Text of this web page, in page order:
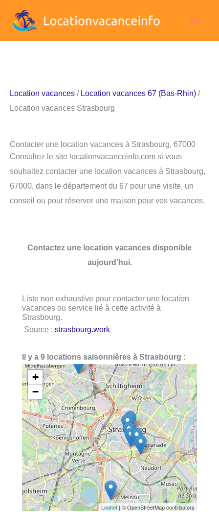
Location vacances / Location vacances 67 (Bas-Rhin) /
Location vacances Strasbourg
Contacter une location vacances à Strasbourg, 67000
Consultez le site locationvacanceinfo.com si vous
souhaitez contacter une location vacances à Strasbourg,
67000, dans le département du 67 pour une visite, un
conseil ou pour réserver une maison pour vos vacances.
Contactez une location vacances disponible
aujourd’hui.
Liste non exhaustive pour contacter une location
vacances ou service lié à cette activité à
Strasbourg.
Source : strasbourg.work
Il y a 9 locations saisonnières à Strasbourg :
+
−
Leaflet | © OpenStreetMap contributors